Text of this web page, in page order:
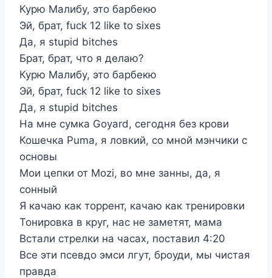
Курю Малибу, это барбекю
Эй, брат, fuck 12 like to sixes
Да, я stupid bitches
Брат, брат, что я делаю?
Курю Малибу, это барбекю
Эй, брат, fuck 12 like to sixes
Да, я stupid bitches
На мне сумка Goyard, сегодня без крови
Кошечка Puma, я ловкий, со мной мэнчики с
основы
Мои цепки от Mozi, во мне занны, да, я
сонный
Я качаю как торрент, качаю как тренировки
Тонировка в круг, нас не заметят, мама
Встали стрелки на часах, поставил 4:20
Все эти псевдо эмси лгут, броуди, мы чистая
правда